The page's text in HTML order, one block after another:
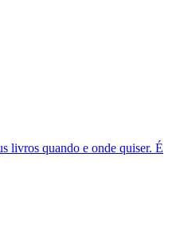
livros quando e onde quiser. É